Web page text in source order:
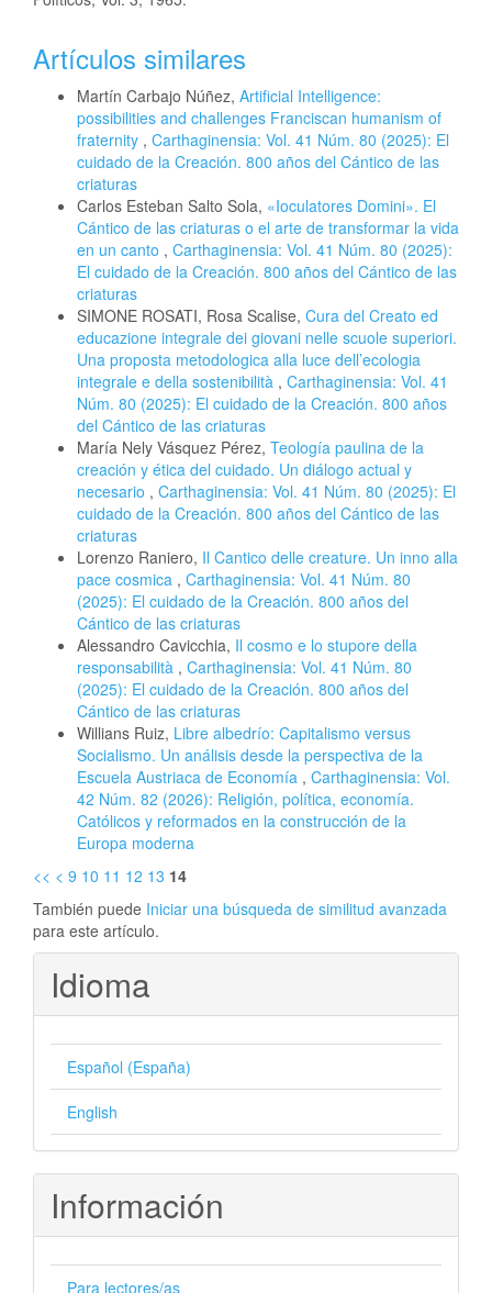
Artículos similares
Martín Carbajo Núñez, Artificial Intelligence:
possibilities and challenges Franciscan humanism of
fraternity , Carthaginensia: Vol. 41 Núm. 80 (2025): El
cuidado de la Creación. 800 años del Cántico de las
criaturas
Carlos Esteban Salto Sola, «Ioculatores Domini». El
Cántico de las criaturas o el arte de transformar la vida
en un canto , Carthaginensia: Vol. 41 Núm. 80 (2025):
El cuidado de la Creación. 800 años del Cántico de las
criaturas
SIMONE ROSATI, Rosa Scalise, Cura del Creato ed
educazione integrale dei giovani nelle scuole superiori.
Una proposta metodologica alla luce dell’ecologia
integrale e della sostenibilità , Carthaginensia: Vol. 41
Núm. 80 (2025): El cuidado de la Creación. 800 años
del Cántico de las criaturas
María Nely Vásquez Pérez, Teología paulina de la
creación y ética del cuidado. Un diálogo actual y
necesario , Carthaginensia: Vol. 41 Núm. 80 (2025): El
cuidado de la Creación. 800 años del Cántico de las
criaturas
Lorenzo Raniero, Il Cantico delle creature. Un inno alla
pace cosmica , Carthaginensia: Vol. 41 Núm. 80
(2025): El cuidado de la Creación. 800 años del
Cántico de las criaturas
Alessandro Cavicchia, Il cosmo e lo stupore della
responsabilità , Carthaginensia: Vol. 41 Núm. 80
(2025): El cuidado de la Creación. 800 años del
Cántico de las criaturas
Willians Ruiz, Libre albedrío: Capitalismo versus
Socialismo. Un análisis desde la perspectiva de la
Escuela Austriaca de Economía , Carthaginensia: Vol.
42 Núm. 82 (2026): Religión, política, economía.
Católicos y reformados en la construcción de la
Europa moderna
<< < 9 10 11 12 13 14
También puede Iniciar una búsqueda de similitud avanzada
para este artículo.
Idioma
Español (España)
English
Información
Para lectores/as